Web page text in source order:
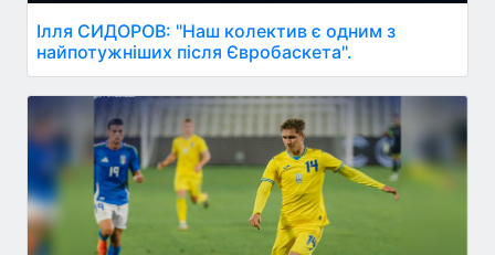
Ілля СИДОРОВ: "Наш колектив є одним з
найпотужніших після Євробаскета".